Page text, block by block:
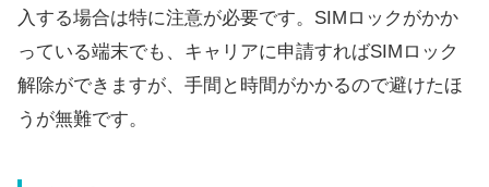
入する場合は特に注意が必要です。SIMロックがかか
っている端末でも、キャリアに申請すればSIMロック
解除ができますが、手間と時間がかかるので避けたほ
うが無難です。